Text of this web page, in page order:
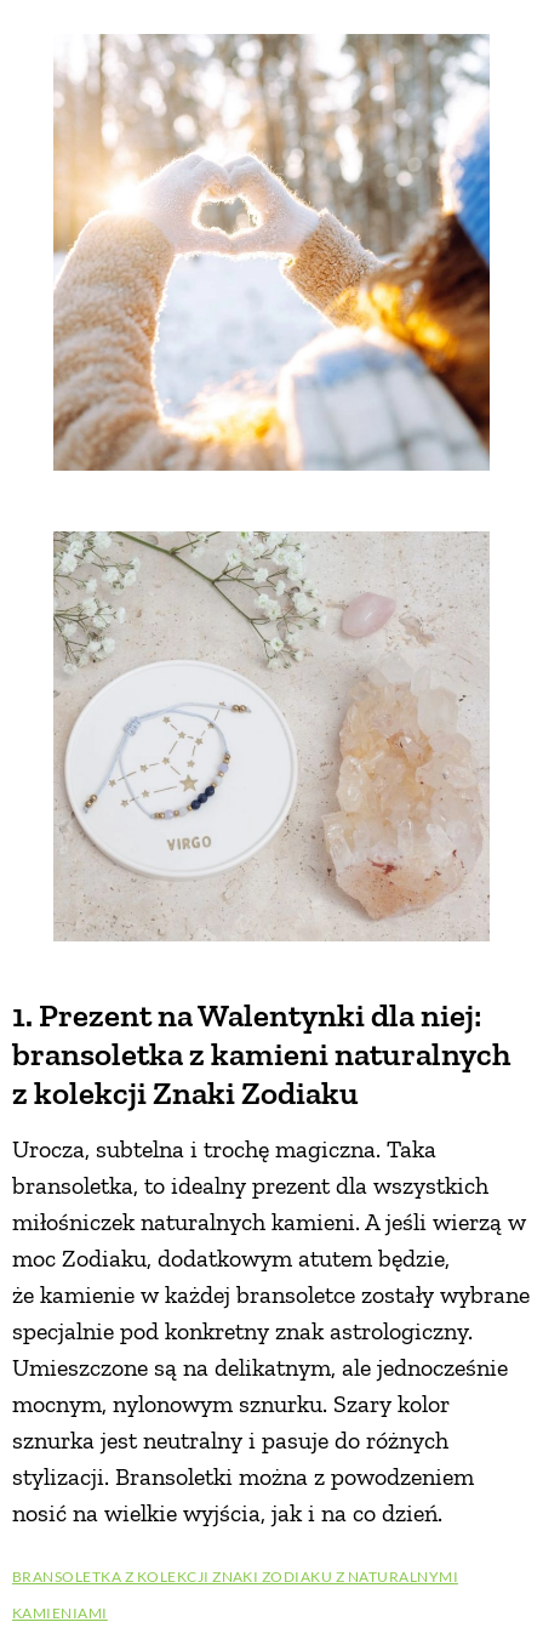
1. Prezent na Walentynki dla niej:
bransoletka z kamieni naturalnych
z kolekcji Znaki Zodiaku
Urocza, subtelna i trochę magiczna. Taka
bransoletka, to idealny prezent dla wszystkich
miłośniczek naturalnych kamieni. A jeśli wierzą w
moc Zodiaku, dodatkowym atutem będzie,
że kamienie w każdej bransoletce zostały wybrane
specjalnie pod konkretny znak astrologiczny.
Umieszczone są na delikatnym, ale jednocześnie
mocnym, nylonowym sznurku. Szary kolor
sznurka jest neutralny i pasuje do różnych
stylizacji. Bransoletki można z powodzeniem
nosić na wielkie wyjścia, jak i na co dzień.
BRANSOLETKA Z KOLEKCJI ZNAKI ZODIAKU Z NATURALNYMI
KAMIENIAMI
ZWIERZĘTA DOMOWE
ZWIERZĘTA W NATURZE
GRZYBY
KRAJOBRAZ
RĘKODZIEŁO
RZEMIOSŁO
ZRÓB TO SAM
PRZEPISY
ŚNIADANIA
PRZYSTAWKI
ZUPY
CIASTA I DESERY
PRZETWORY